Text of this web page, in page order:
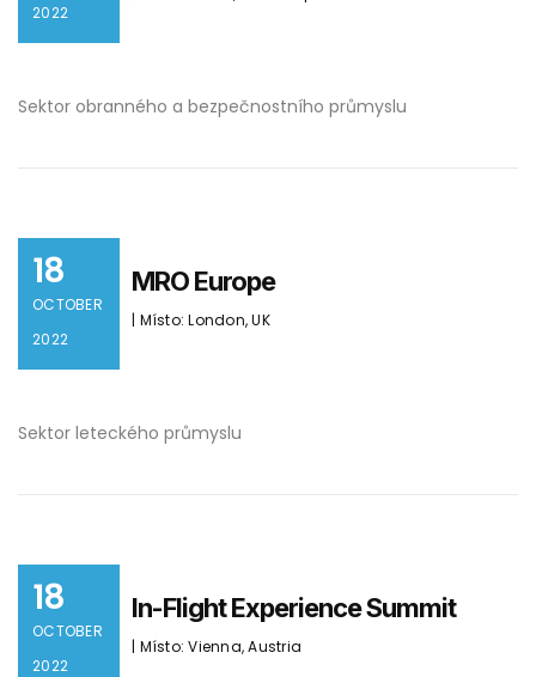
2022
Sektor obranného a bezpečnostního průmyslu
18
OCTOBER
2022
MRO Europe
| Místo: London, UK
Sektor leteckého průmyslu
18
OCTOBER
2022
In-Flight Experience Summit
| Místo: Vienna, Austria